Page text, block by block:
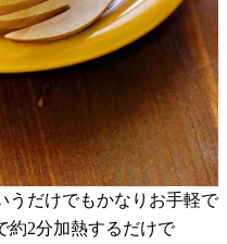
うだけでもかなりお手軽で
約2分加熱するだけで